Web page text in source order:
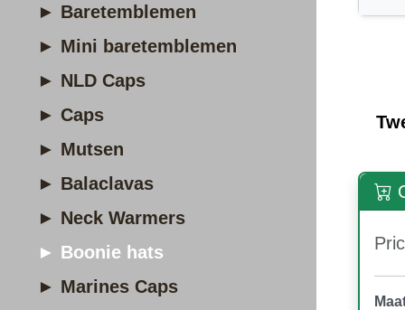
► Baretemblemen
► Mini baretemblemen
► NLD Caps
► Caps
► Mutsen
► Balaclavas
► Neck Warmers
► Boonie hats
► Marines Caps